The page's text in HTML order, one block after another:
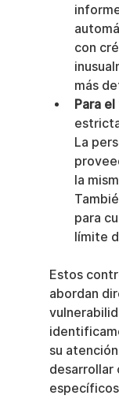
con
más
Para
La
la
para
límite
Estos
abordan
su
desarrollar